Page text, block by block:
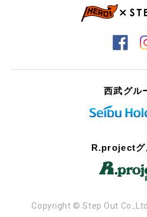
西武グル
R.projectグ
Copyright © Step Out